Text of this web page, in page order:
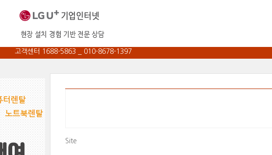
고객센터 1688-5863 _ 010-8678-1397
Site